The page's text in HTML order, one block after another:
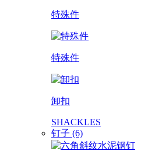
特殊件
特殊件
卸扣
SHACKLES
钉子 (6)